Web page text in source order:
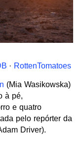
· RottenTomatoes
(Mia Wasikowska)
à pé,
e quatro
pelo repórter da
Driver).